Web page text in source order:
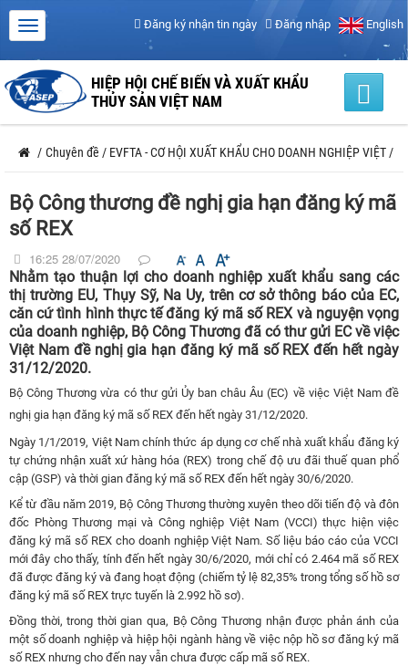
Đăng ký nhận tin ngày Đăng nhập English
HIỆP HỘI CHẾ BIẾN VÀ XUẤT KHẨU
THỦY SẢN VIỆT NAM
/ Chuyên đề / EVFTA - CƠ HỘI XUẤT KHẨU CHO DOANH NGHIỆP VIỆT /
Bộ Công thương đề nghị gia hạn đăng ký mã
số REX
16:25 28/07/2020
Nhằm tạo thuận lợi cho doanh nghiệp xuất khẩu sang các
thị trường EU, Thụy Sỹ, Na Uy, trên cơ sở thông báo của EC,
căn cứ tình hình thực tế đăng ký mã số REX và nguyện vọng
của doanh nghiệp, Bộ Công Thương đã có thư gửi EC về việc
Việt Nam đề nghị gia hạn đăng ký mã số REX đến hết ngày
31/12/2020.
Bộ Công Thương vừa có thư gửi Ủy ban châu Âu (EC) về việc Việt Nam đề
nghị gia hạn đăng ký mã số REX đến hết ngày 31/12/2020.
Ngày 1/1/2019, Việt Nam chính thức áp dụng cơ chế nhà xuất khẩu đăng ký
tự chứng nhận xuất xứ hàng hóa (REX) trong chế độ ưu đãi thuế quan phổ
cập (GSP) và thời gian đăng ký mã số REX đến hết ngày 30/6/2020.
Kể từ đầu năm 2019, Bộ Công Thương thường xuyên theo dõi tiến độ và đôn
đốc Phòng Thương mại và Công nghiệp Việt Nam (VCCI) thực hiện việc
đăng ký mã số REX cho doanh nghiệp Việt Nam. Số liệu báo cáo của VCCI
mới đây cho thấy, tính đến hết ngày 30/6/2020, mới chỉ có 2.464 mã số REX
đã được đăng ký và đang hoạt động (chiếm tỷ lệ 82,35% trong tổng số hồ sơ
đăng ký mã số REX trực tuyến là 2.992 hồ sơ).
Đồng thời, trong thời gian qua, Bộ Công Thương nhận được phản ánh của
một số doanh nghiệp và hiệp hội ngành hàng về việc nộp hồ sơ đăng ký mã
số REX nhưng cho đến nay vẫn chưa được cấp mã số REX.